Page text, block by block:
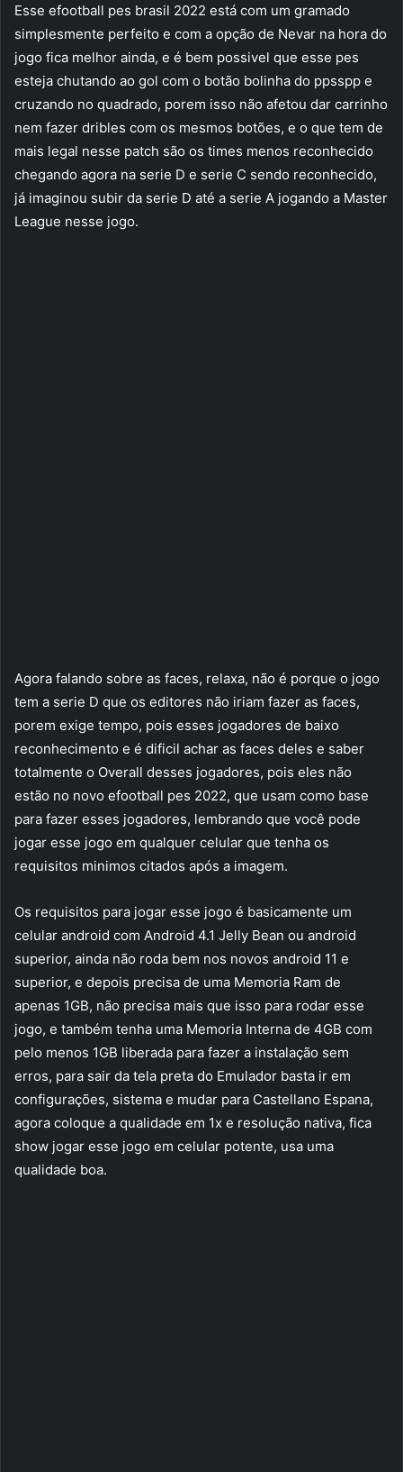
Esse efootball pes brasil 2022 está com um gramado
simplesmente perfeito e com a opção de Nevar na hora do
jogo fica melhor ainda, e é bem possivel que esse pes
esteja chutando ao gol com o botão bolinha do ppsspp e
cruzando no quadrado, porem isso não afetou dar carrinho
nem fazer dribles com os mesmos botões, e o que tem de
mais legal nesse patch são os times menos reconhecido
chegando agora na serie D e serie C sendo reconhecido,
já imaginou subir da serie D até a serie A jogando a Master
League nesse jogo.
Agora falando sobre as faces, relaxa, não é porque o jogo
tem a serie D que os editores não iriam fazer as faces,
porem exige tempo, pois esses jogadores de baixo
reconhecimento e é dificil achar as faces deles e saber
totalmente o Overall desses jogadores, pois eles não
estão no novo efootball pes 2022, que usam como base
para fazer esses jogadores, lembrando que você pode
jogar esse jogo em qualquer celular que tenha os
requisitos minimos citados após a imagem.
Os requisitos para jogar esse jogo é basicamente um
celular android com Android 4.1 Jelly Bean ou android
superior, ainda não roda bem nos novos android 11 e
superior, e depois precisa de uma Memoria Ram de
apenas 1GB, não precisa mais que isso para rodar esse
jogo, e também tenha uma Memoria Interna de 4GB com
pelo menos 1GB liberada para fazer a instalação sem
erros, para sair da tela preta do Emulador basta ir em
configurações, sistema e mudar para Castellano Espana,
agora coloque a qualidade em 1x e resolução nativa, fica
show jogar esse jogo em celular potente, usa uma
qualidade boa.